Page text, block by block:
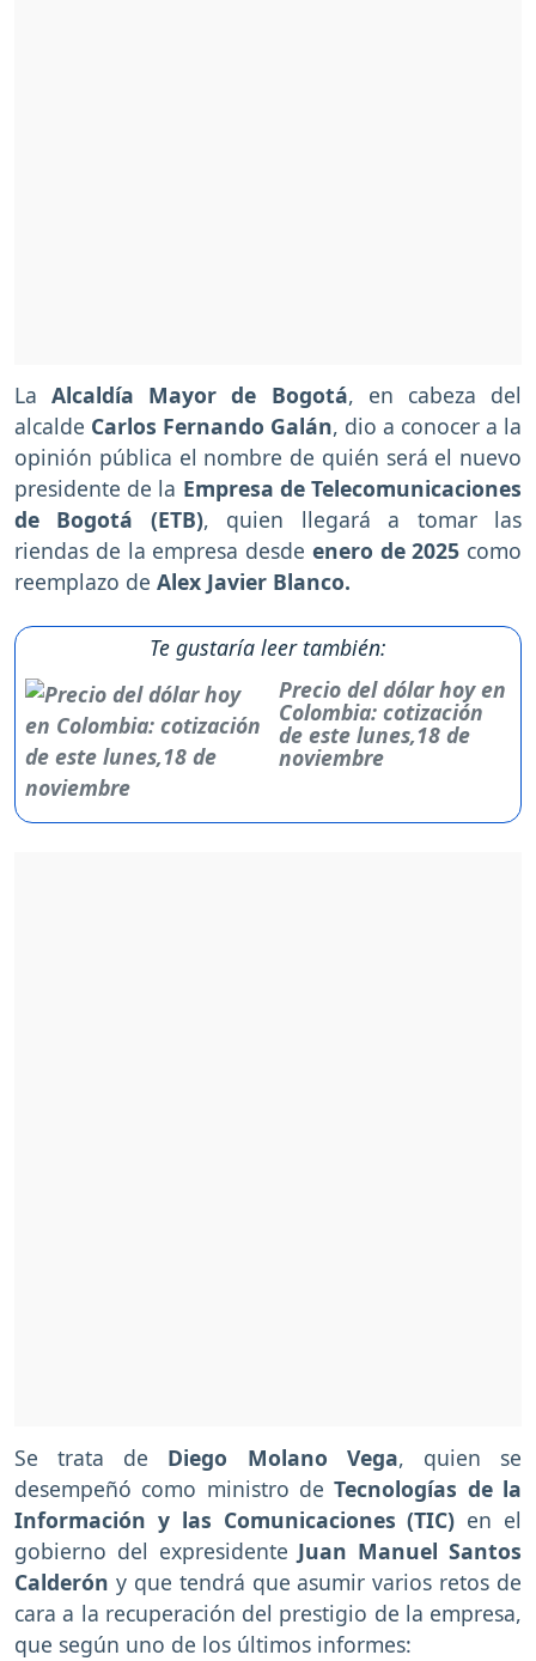
LaAlcaldía Mayor de Bogotá, en cabeza del
alcalde Carlos Fernando Galán, dio a conocer a la
opinión pública el nombre de quién será el nuevo
presidente de la Empresa de Telecomunicaciones
de Bogotá (ETB), quien llegará a tomar las
riendas de la empresa desde enero de 2025 como
reemplazo de Alex Javier Blanco.
Te gustaría leer también:
Precio del dólar hoy en
Colombia: cotización
de este lunes,18 de
noviembre
Se trata de Diego Molano Vega, quien se
desempeñó como ministro deTecnologías de la
Información y las Comunicaciones (TIC) en el
gobierno del expresidente Juan Manuel Santos
Calderón y que tendrá que asumir varios retos de
cara a la recuperación del prestigio de la empresa,
que según uno de los últimos informes: